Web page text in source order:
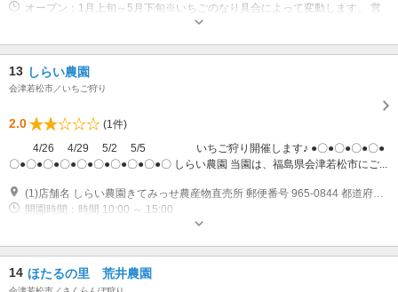
オープン：1月上旬～5月下旬※いちごのなり具合によって変動します。 営
業時間：10:00～15:00受付終了（いちごが無くなり次第閉園） 休園日：不
13 しらい農園
会津若松市／いちご狩り
2.0
(1件)
4/26 4/29 5/2 5/5 いちご狩り開催します♪ ●〇●〇●〇●〇●
〇●〇●〇●〇●〇●〇●〇●〇●〇●〇 しらい農園 当園は、福島県会津若松市にご...
(1)店舗名 しらい農園きてみっせ農産物直売所 郵便番号 965-0844 都道府県 福島県 住所 会津若松市門田町一ノ堰村東322 アクセス方法 会津若松ICから車で約25分／JR会津若松駅から車で約20分／会津鉄道 南若松駅から徒歩約5分
開園時間：時間 10:00 ～ 15:00
14 ほたるの里 荒井農園